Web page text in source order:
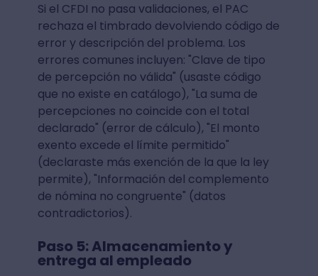
Si el CFDI no pasa validaciones, el PAC
rechaza el timbrado devolviendo código de
error y descripción del problema. Los
errores comunes incluyen: "Clave de tipo
de percepción no válida" (usaste código
que no existe en catálogo), "La suma de
percepciones no coincide con el total
declarado" (error de cálculo), "El monto
exento excede el límite permitido"
(declaraste más exención de la que la ley
permite), "Información del complemento
de nómina no congruente" (datos
contradictorios).
Paso 5: Almacenamiento y
entrega al empleado